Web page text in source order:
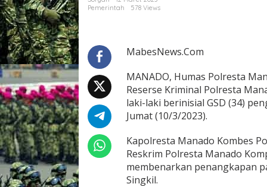
n
s
e
r
s
K
r
i
m
Pemerintah
578 Views
MabesNews.Com
MANADO, Humas Polresta
Reserse Kriminal Polresta
laki-laki berinisial GSD (34)
Jumat (10/3/2023).
Kapolresta Manado Kombes
Reskrim Polresta Manado
membenarkan penangkapan
Singkil.